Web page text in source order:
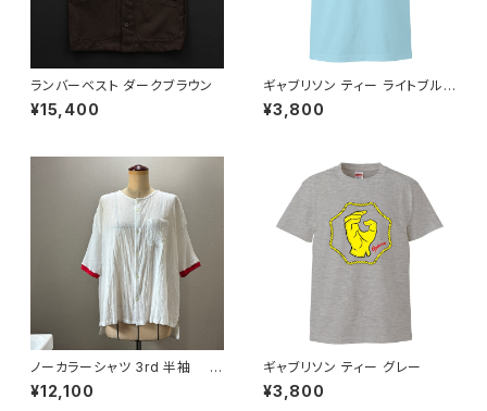
ランバーベスト ダークブラウン
¥15,400
ギャブリソン ティー ライトブル
ー
¥3,800
ノーカラーシャツ 3rd 半袖 白
×赤
¥12,100
ギャブリソン ティー グレー
¥3,800